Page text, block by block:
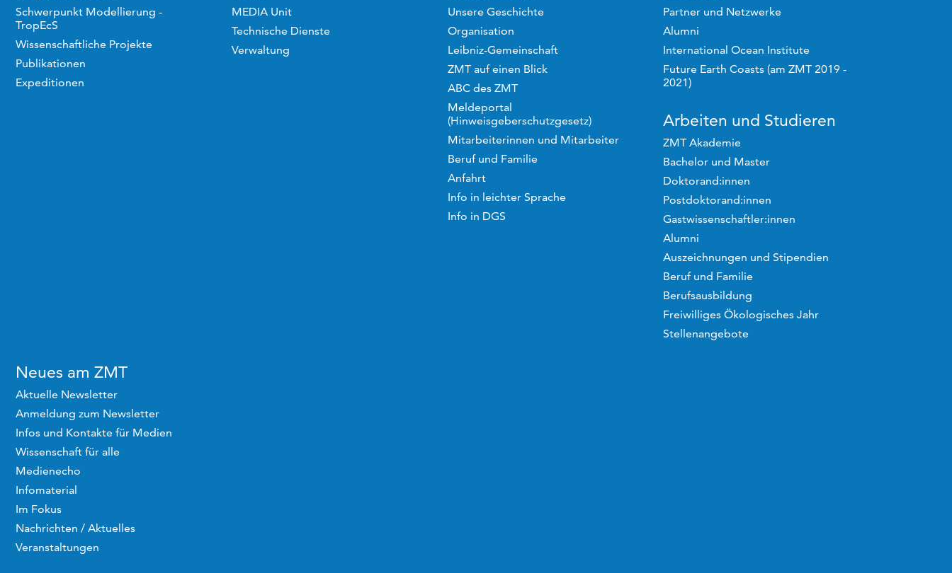
Schwerpunkt Modellierung -
TropEcS
Wissenschaftliche Projekte
Publikationen
Expeditionen
MEDIA Unit
Technische Dienste
Verwaltung
Unsere Geschichte
Organisation
Leibniz-Gemeinschaft
ZMT auf einen Blick
ABC des ZMT
Meldeportal
(Hinweisgeberschutzgesetz)
Mitarbeiterinnen und Mitarbeiter
Beruf und Familie
Anfahrt
Info in leichter Sprache
Info in DGS
Partner und Netzwerke
Alumni
International Ocean Institute
Future Earth Coasts (am ZMT 2019 -
2021)
Arbeiten und Studieren
ZMT Akademie
Bachelor und Master
Doktorand:innen
Postdoktorand:innen
Gastwissenschaftler:innen
Alumni
Auszeichnungen und Stipendien
Beruf und Familie
Berufsausbildung
Freiwilliges Ökologisches Jahr
Stellenangebote
Neues am ZMT
Aktuelle Newsletter
Anmeldung zum Newsletter
Infos und Kontakte für Medien
Wissenschaft für alle
Medienecho
Infomaterial
Im Fokus
Nachrichten / Aktuelles
Veranstaltungen